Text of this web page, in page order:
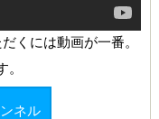
くには動画が一番。
。
ネル